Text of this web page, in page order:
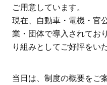
ご用意しています。
現在、自動車・電機・官
業・団体で導入されてお
り組みとしてご好評をい
当日は、制度の概要をご